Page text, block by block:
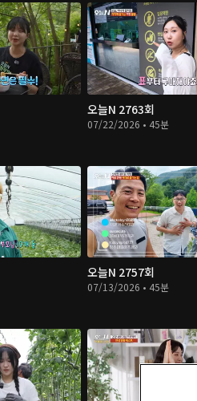
오늘N 2763회
07/22/2026 • 45분
오늘N 2757회
07/13/2026 • 45분